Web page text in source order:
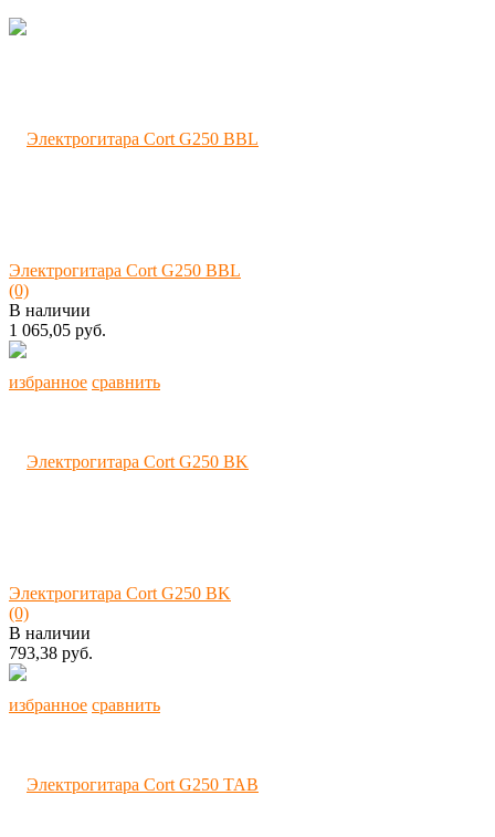
избранное сравнить
Электрогитара Cort G250 BBL
(0)
В наличии
1 065,05 руб.
избранное сравнить
Электрогитара Cort G250 BK
(0)
В наличии
793,38 руб.